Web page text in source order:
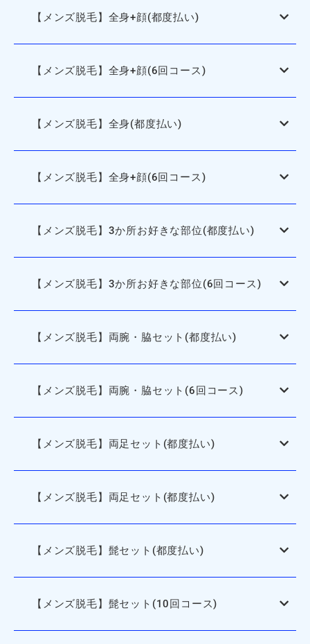
【メンズ脱毛】全身+顔(都度払い)
【メンズ脱毛】全身+顔(6回コース)
【メンズ脱毛】全身(都度払い)
【メンズ脱毛】全身+顔(6回コース)
【メンズ脱毛】3か所お好きな部位(都度払い)
【メンズ脱毛】3か所お好きな部位(6回コース)
【メンズ脱毛】両腕・脇セット(都度払い)
【メンズ脱毛】両腕・脇セット(6回コース)
【メンズ脱毛】両足セット(都度払い)
【メンズ脱毛】両足セット(都度払い)
【メンズ脱毛】髭セット(都度払い)
【メンズ脱毛】髭セット(10回コース)